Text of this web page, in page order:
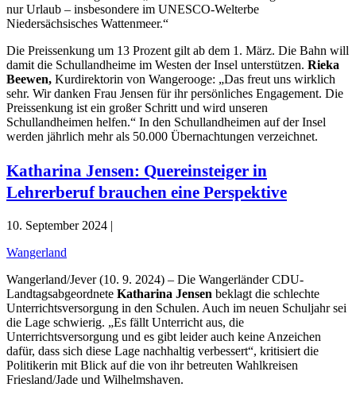
nur Urlaub – insbesondere im UNESCO-Welterbe
Niedersächsisches Wattenmeer.“
Die Preissenkung um 13 Prozent gilt ab dem 1. März. Die Bahn will
damit die Schullandheime im Westen der Insel unterstützen. Rieka
Beewen, Kurdirektorin von Wangerooge: „Das freut uns wirklich
sehr. Wir danken Frau Jensen für ihr persönliches Engagement. Die
Preissenkung ist ein großer Schritt und wird unseren
Schullandheimen helfen.“ In den Schullandheimen auf der Insel
werden jährlich mehr als 50.000 Übernachtungen verzeichnet.
Katharina Jensen: Quereinsteiger in
Lehrerberuf brauchen eine Perspektive
10. September 2024 |
Wangerland
Wangerland/Jever (10. 9. 2024) – Die Wangerländer CDU-
Landtagsabgeordnete Katharina Jensen beklagt die schlechte
Unterrichtsversorgung in den Schulen. Auch im neuen Schuljahr sei
die Lage schwierig. „Es fällt Unterricht aus, die
Unterrichtsversorgung und es gibt leider auch keine Anzeichen
dafür, dass sich diese Lage nachhaltig verbessert“, kritisiert die
Politikerin mit Blick auf die von ihr betreuten Wahlkreisen
Friesland/Jade und Wilhelmshaven.